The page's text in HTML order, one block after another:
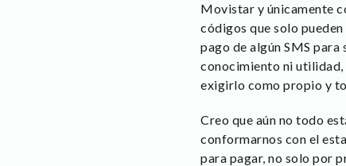
Movistar y únicamente
códigos que solo
pago de algún SMS
conocimiento ni utilidad,
exigirlo como propio y
Creo que aún no todo
conformarnos con el
para pagar, no solo por